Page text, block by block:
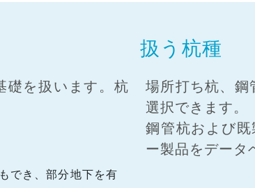
礎を扱います。杭
でき、部分地下を有
扱う杭種
場所打ち杭、鋼
選択できます。
鋼管杭および
ー製品をデータ